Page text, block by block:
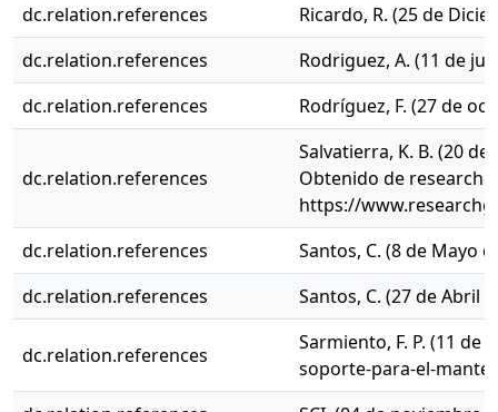
dc.relation.references
Ricardo, R. (25 de
dc.relation.references
Rodriguez, A. (11 de
dc.relation.references
Rodríguez, F. (27 de
dc.relation.references
Salvatierra, K. B. (20
Obtenido de
https://
dc.relation.references
Santos, C. (8 de Mayo
dc.relation.references
Santos, C. (27 de
dc.relation.references
Sarmiento, F. P. (11
soporte-para-el-